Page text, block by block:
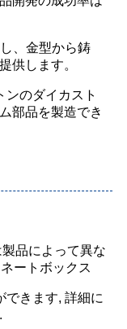
、金型から鋳
供します。
のダイカスト
部品を製造でき
品によって異な
ートボックス
できます, 詳細に